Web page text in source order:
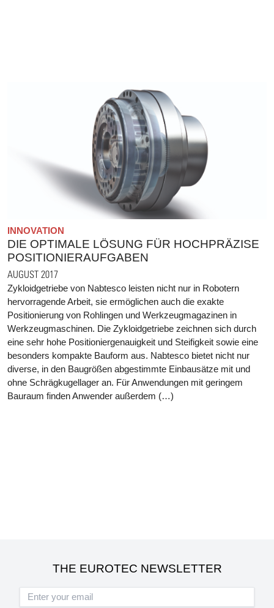
INNOVATION
DIE OPTIMALE LÖSUNG FÜR HOCHPRÄZISE
POSITIONIERAUFGABEN
AUGUST 2017
Zykloidgetriebe von Nabtesco leisten nicht nur in Robotern
hervorragende Arbeit, sie ermöglichen auch die exakte
Positionierung von Rohlingen und Werkzeugmagazinen in
Werkzeugmaschinen. Die Zykloidgetriebe zeichnen sich durch
eine sehr hohe Positioniergenauigkeit und Steifigkeit sowie eine
besonders kompakte Bauform aus. Nabtesco bietet nicht nur
diverse, in den Baugrößen abgestimmte Einbausätze mit und
ohne Schrägkugellager an. Für Anwendungen mit geringem
Bauraum finden Anwender außerdem (…)
THE EUROTEC NEWSLETTER